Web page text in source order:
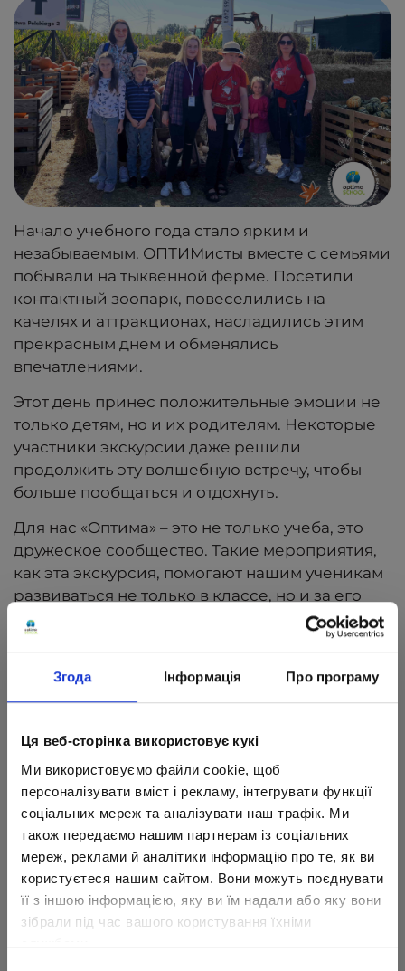
Згода Інформація Про програму
Ця веб-сторінка використовує кукі
Ми використовуємо файли cookie, щоб
персоналізувати вміст і рекламу, інтегрувати функції
соціальних мереж та аналізувати наш трафік. Ми
також передаємо нашим партнерам із соціальних
мереж, реклами й аналітики інформацію про те, як ви
користуєтеся нашим сайтом. Вони можуть поєднувати
її з іншою інформацією, яку ви їм надали або яку вони
зібрали під час вашого користування їхніми
службами.
Начало учебного года стало ярким и
незабываемым. ОПТИМисты вместе с семьями
побывали на тыквенной ферме. Посетили
контактный зоопарк, повеселились на
качелях и аттракционах, насладились этим
прекрасным днем и обменялись
впечатлениями.
Этот день принес положительные эмоции не
только детям, но и их родителям. Некоторые
участники экскурсии даже решили
продолжить эту волшебную встречу, чтобы
больше пообщаться и отдохнуть.
Для нас «Оптима» – это не только учеба, это
дружеское сообщество. Такие мероприятия,
как эта экскурсия, помогают нашим ученикам
развиваться не только в классе, но и за его
пределами.
Присоединяйтесь к семье ОПТИМистов и
убедитесь, что обучение может быть
интересным и увлекательным!